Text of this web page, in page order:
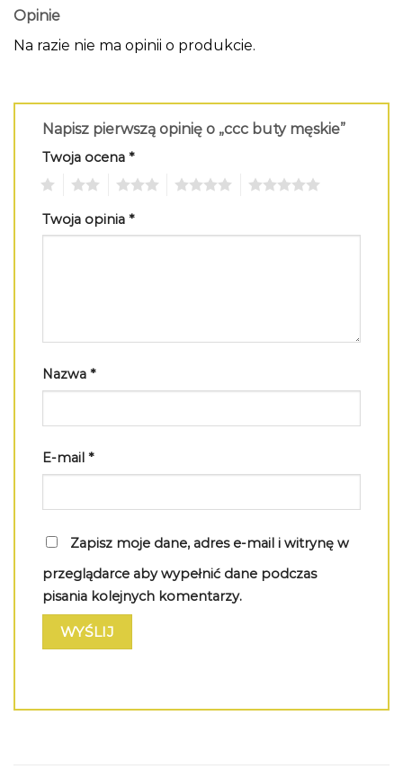
Opinie
Na razie nie ma opinii o produkcie.
Napisz pierwszą opinię o „ccc buty męskie”
Twoja ocena *
Twoja opinia *
Nazwa *
E-mail *
Zapisz moje dane, adres e-mail i witrynę w
przeglądarce aby wypełnić dane podczas
pisania kolejnych komentarzy.